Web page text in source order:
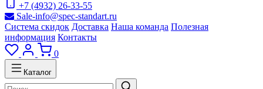
+7 (4932) 26-33-55
Sale-info@spec-standart.ru
Система скидок Доставка Наша команда Полезная
информация Контакты
0
Каталог